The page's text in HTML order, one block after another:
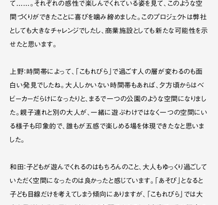
て……。それぞれの感性で楽しんでくれている姿を見て、このような空
間づくりができたことに喜びを噛み締めました。このプロジェクトは弊社
としても大きなチャレンジでしたし、商業施設としても新たな可能性を示
せたと思います。
上野：時間帯によって、「こもれびら」で過ごす人の層が変わるのも面
白い発見でしたね。大人しかいない時間帯もあれば、夕方頃からはベ
ビーカーだらけになったりと、まるで一つの公園のような空間になりまし
た。親子連れと別の大人が、一緒に遊ぶわけではなく一つの空間にい
る様子も印象的で、誰もが五感で楽しめる場を体現できたなと思いま
した。
和田：子どもが遊んでくれるのはもちろんのこと、大人もゆっくり過ごして
いただく空間になったのは良かったと感じています。「あそび」となると
子ども目線だけを考えてしまう傾向にありますが、「こもれびら」では大